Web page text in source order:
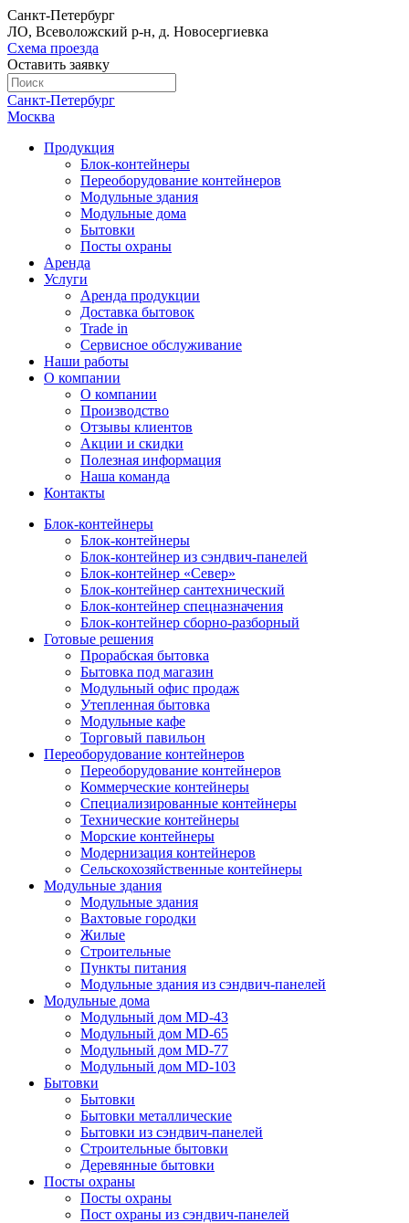
Санкт-Петербург
ЛО, Всеволожский р-н, д. Новосергиевка
Схема проезда
Оставить заявку
Санкт-Петербург
Москва
Продукция
Блок-контейнеры
Переоборудование контейнеров
Модульные здания
Модульные дома
Бытовки
Посты охраны
Аренда
Услуги
Аренда продукции
Доставка бытовок
Trade in
Сервисное обслуживание
Наши работы
О компании
О компании
Производство
Отзывы клиентов
Акции и скидки
Полезная информация
Наша команда
Контакты
Блок-контейнеры
Блок-контейнеры
Блок-контейнер из сэндвич-панелей
Блок-контейнер «Север»
Блок-контейнер сантехнический
Блок-контейнер спецназначения
Блок-контейнер сборно-разборный
Готовые решения
Прорабская бытовка
Бытовка под магазин
Модульный офис продаж
Утепленная бытовка
Модульные кафе
Торговый павильон
Переоборудование контейнеров
Переоборудование контейнеров
Коммерческие контейнеры
Специализированные контейнеры
Технические контейнеры
Морские контейнеры
Модернизация контейнеров
Сельскохозяйственные контейнеры
Модульные здания
Модульные здания
Вахтовые городки
Жилые
Строительные
Пункты питания
Модульные здания из сэндвич-панелей
Модульные дома
Модульный дом MD-43
Модульный дом MD-65
Модульный дом MD-77
Модульный дом MD-103
Бытовки
Бытовки
Бытовки металлические
Бытовки из сэндвич-панелей
Строительные бытовки
Деревянные бытовки
Посты охраны
Посты охраны
Пост охраны из сэндвич-панелей